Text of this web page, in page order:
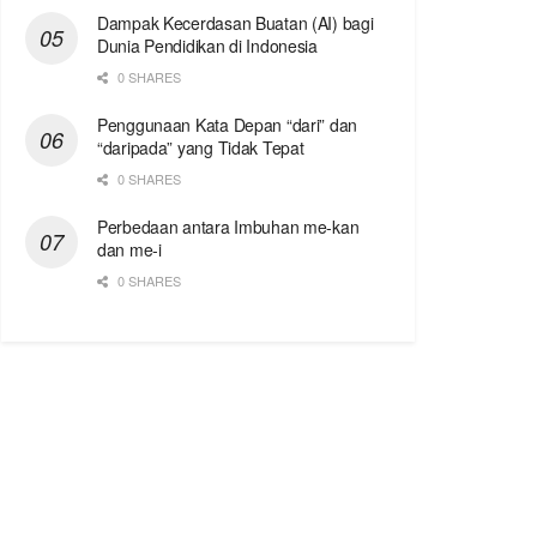
Dampak Kecerdasan Buatan (AI) bagi
Dunia Pendidikan di Indonesia
0 SHARES
Penggunaan Kata Depan “dari” dan
“daripada” yang Tidak Tepat
0 SHARES
Perbedaan antara Imbuhan me-kan
dan me-i
0 SHARES